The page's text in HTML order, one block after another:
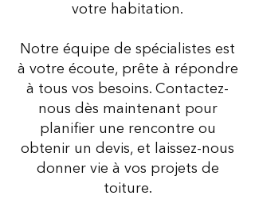
votre habitation.
Notre équipe de spécialistes est
à votre écoute, prête à répondre
à tous vos besoins. Contactez-
nous dès maintenant pour
planifier une rencontre ou
obtenir un devis, et laissez-nous
donner vie à vos projets de
toiture.